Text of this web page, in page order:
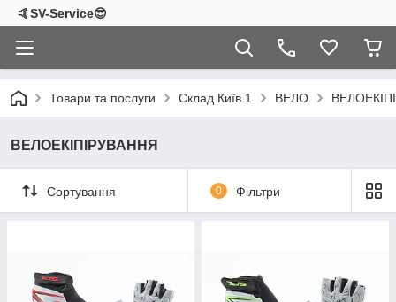
🤙SV-Service😎
Товари та послуги Склад Київ 1 ВЕЛО
ВЕЛОЕКІПІРУВАННЯ
Сортування 0 Фільтри